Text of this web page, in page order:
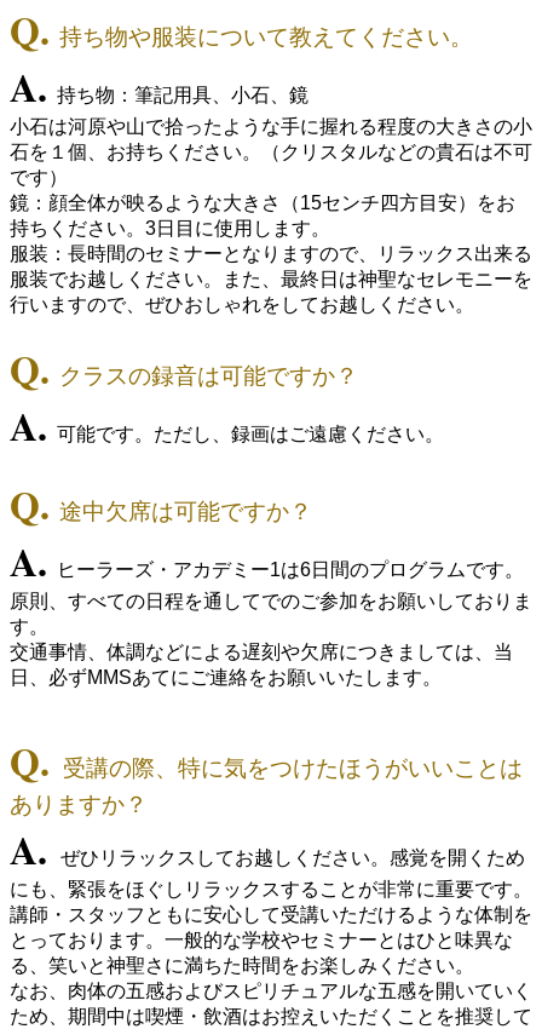
Q. 持ち物や服装について教えてください。
A. 持ち物：筆記用具、小石、鏡
小石は河原や山で拾ったような手に握れる程度の大きさの小
石を１個、お持ちください。（クリスタルなどの貴石は不可
です）
鏡：顔全体が映るような大きさ（15センチ四方目安）をお
持ちください。3日目に使用します。
服装：長時間のセミナーとなりますので、リラックス出来る
服装でお越しください。また、最終日は神聖なセレモニーを
行いますので、ぜひおしゃれをしてお越しください。
Q. クラスの録音は可能ですか？
A. 可能です。ただし、録画はご遠慮ください。
Q. 途中欠席は可能ですか？
A.
ヒーラーズ・アカデミー1は6日間のプログラムです。
原則、すべての日程を通してでのご参加をお願いしておりま
す。
交通事情、体調などによる遅刻や欠席につきましては、当
日、必ずMMSあてにご連絡をお願いいたします。
Q.
受講の際、特に気をつけたほうがいいことは
ありますか？
A.
ぜひリラックスしてお越しください。感覚を開くため
にも、緊張をほぐしリラックスすることが非常に重要です。
講師・スタッフともに安心して受講いただけるような体制を
とっております。一般的な学校やセミナーとはひと味異な
る、笑いと神聖さに満ちた時間をお楽しみください。
なお、肉体の五感およびスピリチュアルな五感を開いていく
ため、期間中は喫煙・飲酒はお控えいただくことを推奨して